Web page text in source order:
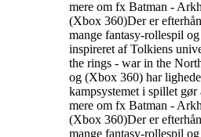
mere om fx Batman -
(Xbox 360)Der er
mange fantasy-rollespil og
inspireret af Tolkiens
the rings - war in the
og (Xbox 360) har
kampsystemet i spillet gør
mere om fx Batman -
(Xbox 360)Der er
mange fantasy-rollespil og